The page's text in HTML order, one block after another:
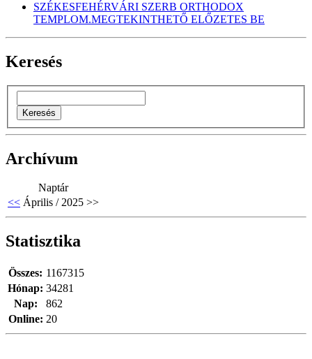
SZÉKESFEHÉRVÁRI SZERB ORTHODOX
TEMPLOM.MEGTEKINTHETŐ ELŐZETES BE
Keresés
Archívum
Naptár
<< Április / 2025 >>
Statisztika
Online: 20
Összes: 1167315
Hónap: 34281
Nap:
862